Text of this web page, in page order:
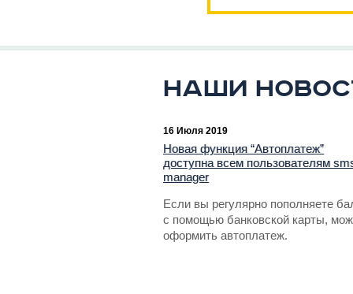
Наши
16 Июля 2019
Новая функция “Автоплатеж”
доступна всем пользователям
manager
Если вы регулярно пополняете
с помощью банковской карты,
оформить автоплатеж.